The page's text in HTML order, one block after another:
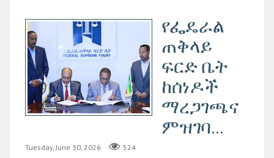
የፌዴራል
ጠቅላይ
ፍርድ ቤት
ከሰነዶች
ማረጋገጫና
ምዝገባ...
Tuesday, June 30, 2026 524